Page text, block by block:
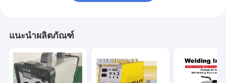
แนะนำผลิตภัณฑ์